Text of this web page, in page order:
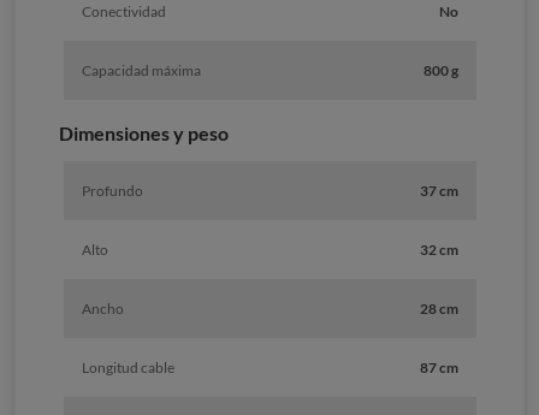
Conectividad No
Capacidad máxima 800 g
Dimensiones y peso
Profundo 37 cm
Alto 32 cm
Ancho 28 cm
Longitud cable 87 cm